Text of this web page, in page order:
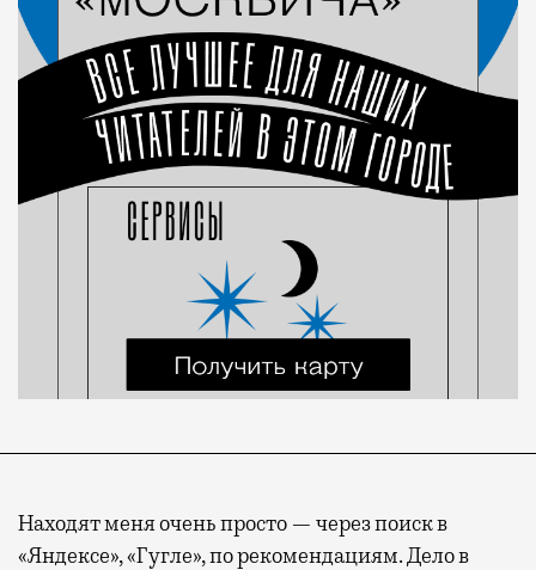
Находят меня очень просто — через поиск в
«Яндексе», «Гугле», по рекомендациям. Дело в